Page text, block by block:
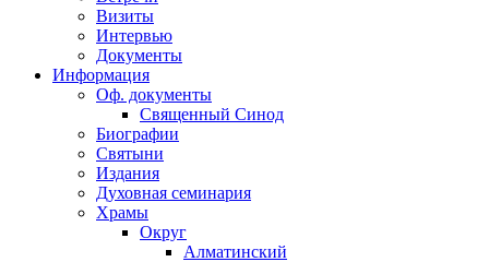
Визиты
Интервью
Документы
Информация
Оф. документы
Священный Синод
Биографии
Святыни
Издания
Духовная семинария
Храмы
Округ
Алматинский